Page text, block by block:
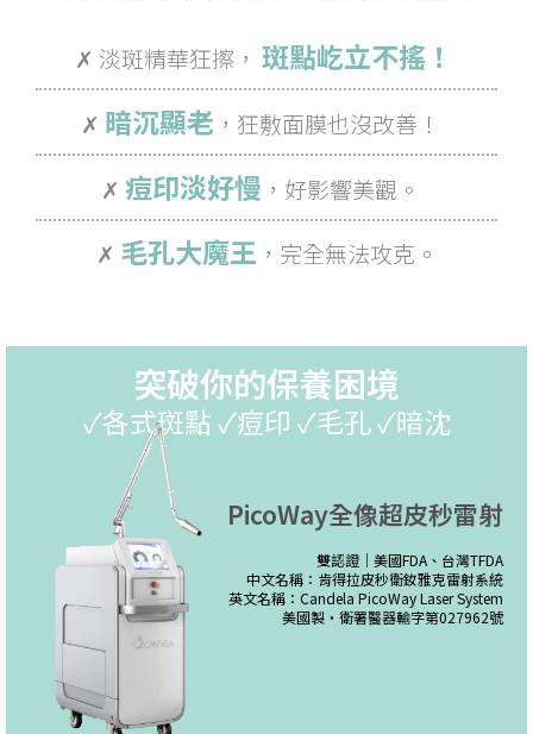
✗ 淡斑精華狂擦， 斑點屹立不搖！
✗ 暗沉顯老 ，狂敷面膜也沒改善！
✗ 痘印淡好慢 ，好影響美觀。
✗ 毛孔大魔王 ，完全無法攻克。
突破你的保養困境
✓各式斑點 ✓痘印 ✓毛孔 ✓暗沈
PicoWay全像超皮秒雷射
雙認證｜美國FDA、台灣TFDA
中文名稱：肯得拉皮秒衛釹雅克雷射系統
英文名稱：Candela PicoWay Laser System
美國製・衛署醫器輸字第027962號